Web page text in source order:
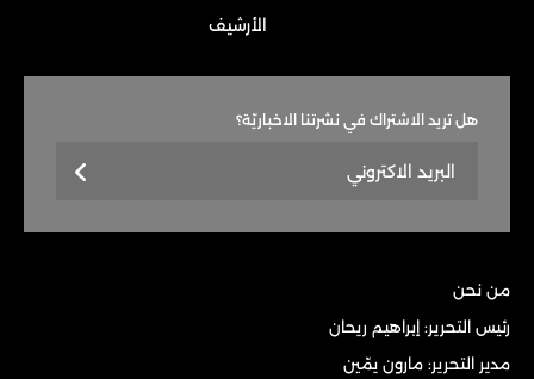
الأرشيف
هل تريد الاشتراك في نشرتنا الاخباريّة؟
من نحن
رئيس التحرير: إبراهيم ريحان
مدير التحرير: مارون يمّين